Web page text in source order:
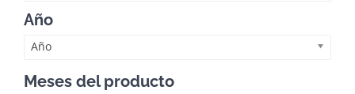
Año
Año
Meses del producto